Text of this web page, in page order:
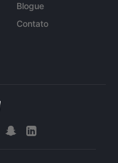
Blogue
Contato